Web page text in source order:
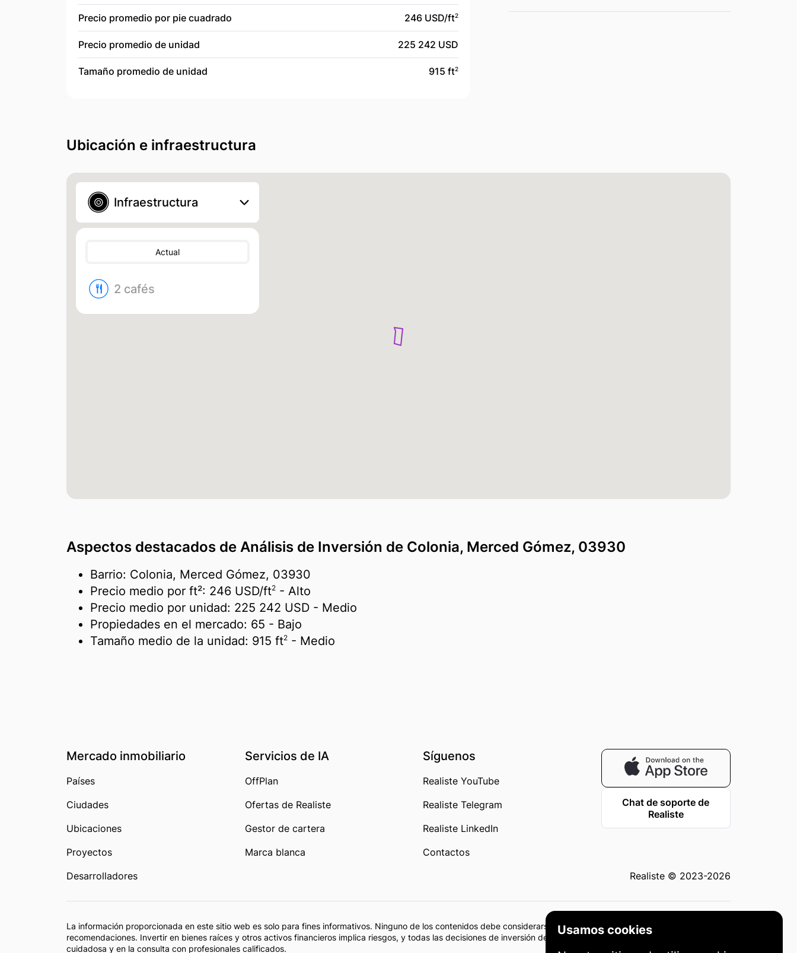
Usamos cookies
Precio promedio por pie cuadrado 246 USD/ft2
Precio promedio de unidad 225 242 USD
Tamaño promedio de unidad 915 ft2
Ubicación e infraestructura
Infraestructura
Actual
2 cafés
Aspectos destacados de Análisis de Inversión de Colonia, Merced Gómez, 03930
Barrio: Colonia, Merced Gómez, 03930
Precio medio por ft²: 246 USD/ft2 - Alto
Precio medio por unidad: 225 242 USD - Medio
Propiedades en el mercado: 65 - Bajo
Tamaño medio de la unidad: 915 ft2 - Medio
Mercado inmobiliario
Países
Ciudades
Ubicaciones
Proyectos
Desarrolladores
Servicios de IA
OffPlan
Ofertas de Realiste
Gestor de cartera
Marca blanca
Síguenos
Realiste YouTube
Realiste Telegram
Realiste LinkedIn
Contactos
Chat de soporte de
Realiste
Realiste © 2023-2026
La información proporcionada en este sitio web es solo para fines informativos. Ninguno de los contenidos debe considerarse como asesoramiento de inversión o
recomendaciones. Invertir en bienes raíces y otros activos financieros implica riesgos, y todas las decisiones de inversión deben basarse en su propia consideración
cuidadosa y en la consulta con profesionales calificados.